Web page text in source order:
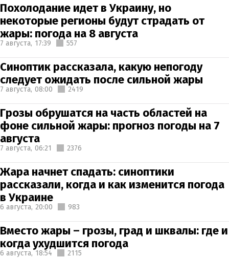
Похолодание идет в Украину, но
некоторые регионы будут страдать от
жары: погода на 8 августа
7 августа, 17:39 557
Синоптик рассказала, какую непогоду
следует ожидать после сильной жары
7 августа, 08:00 2419
Грозы обрушатся на часть областей на
фоне сильной жары: прогноз погоды на 7
августа
7 августа, 06:21 2376
Жара начнет спадать: синоптики
рассказали, когда и как изменится погода
в Украине
6 августа, 20:00 983
Вместо жары – грозы, град и шквалы: где и
когда ухудшится погода
6 августа, 18:54 2115